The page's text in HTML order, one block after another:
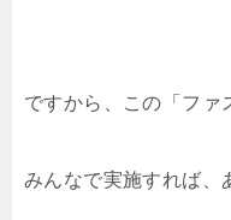
ですから、この「ファ
みんなで実施すれば、